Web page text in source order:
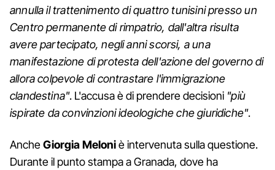
annulla il trattenimento di quattro tunisini presso un
Centro permanente di rimpatrio, dall'altra risulta
avere partecipato, negli anni scorsi, a una
manifestazione di protesta dell'azione del governo di
allora colpevole di contrastare l'immigrazione
clandestina". L'accusa è di prendere decisioni "più
ispirate da convinzioni ideologiche che giuridiche".
AncheGiorgia Meloniè intervenuta sulla questione.
Durante il punto stampa a Granada, dove ha